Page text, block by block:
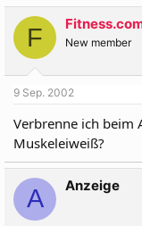
t
l
e
r
t
e
l
t
F New member
9 Sep. 2002
Verbrenne ich beim
Muskeleiweiß?
A Anzeige